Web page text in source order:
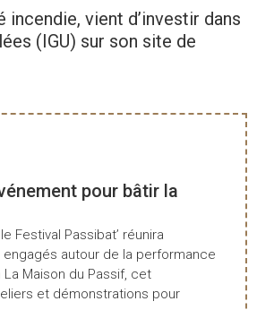
vient d’investir dans
(IGU) sur son site de
pour bâtir la
Festival Passibat’ réunira
autour de la performance
Maison du Passif, cet
et démonstrations pour